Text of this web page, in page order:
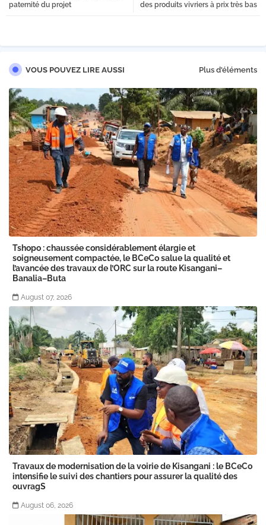
des produits vivriers à prix très bas
paternité du projet
VOUS POUVEZ LIRE AUSSI Plus d'éléments
Tshopo : chaussée considérablement élargie et
soigneusement compactée, le BCeCo salue la qualité et
l’avancée des travaux de l’ORC sur la route Kisangani–
Banalia–Buta
August 07, 2026
Travaux de modernisation de la voirie de Kisangani : le BCeCo
intensifie le suivi des chantiers pour assurer la qualité des
ouvragS
August 06, 2026